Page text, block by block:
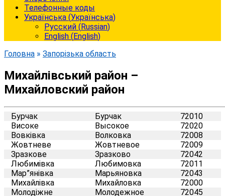
Телефонные коды
Українська (Українська)
Русский (Russian)
English (English)
Головна » Запорізька область
Михайлівський район –
Михайловский район
Бурчак Бурчак
72010
Високе
Высокое
72020
Вовківка
Волковка
72008
Жовтневе
Жовтневое
72009
Зразкове
Зразково
72042
Любимівка
Любимовка
72011
Мар”янівка
Марьяновка
72043
Михайлівка
Михайловка
72000
Молодіжне
Молодежное
72045